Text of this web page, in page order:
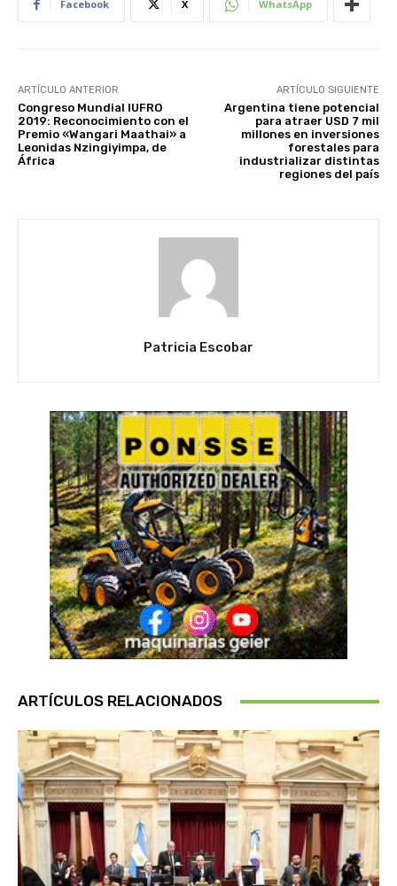
Facebook X WhatsApp
ARTÍCULO ANTERIOR
Congreso Mundial IUFRO
2019: Reconocimiento con el
Premio «Wangari Maathai» a
Leonidas Nzingiyimpa, de
África
ARTÍCULO SIGUIENTE
Argentina tiene potencial
para atraer USD 7 mil
millones en inversiones
forestales para
industrializar distintas
regiones del país
Patricia Escobar
ARTÍCULOS RELACIONADOS